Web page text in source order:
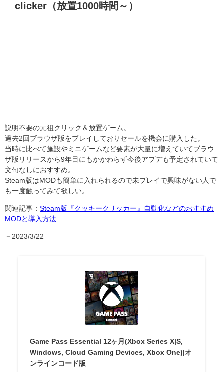
clicker（放置1000時間～）
説明不要の元祖クリック＆放置ゲーム。
過去2回ブラウザ版をプレイしておりセールを機会に購入した。
当時に比べて施設やミニゲームなど要素が大量に増えていてブラウ
ザ版リリースから9年目にもかかわらず今後アプデも予定されていて
文句なしにおすすめ。
Steam版はMODも簡単に入れられるので未プレイで興味がない人で
も一度触ってみて欲しい。
関連記事： Steam版『クッキークリッカー』自動化などのおすすめ
MODと導入方法
－2023/3/22
Game Pass Essential 12ヶ月(Xbox Series X|S,
Windows, Cloud Gaming Devices, Xbox One)|オ
ンラインコード版